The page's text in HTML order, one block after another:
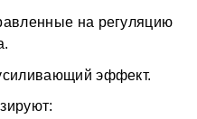
на регуляцию
эффект.